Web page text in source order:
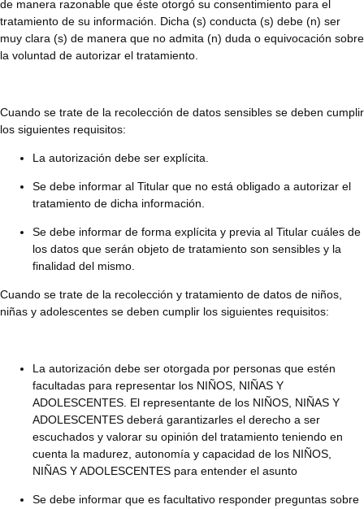
de manera razonable que éste otorgó su consentimiento para el
tratamiento de su información. Dicha (s) conducta (s) debe (n) ser
muy clara (s) de manera que no admita (n) duda o equivocación sobre
la voluntad de autorizar el tratamiento.
Cuando se trate de la recolección de datos sensibles se deben cumplir
los siguientes requisitos:
La autorización debe ser explícita.
Se debe informar al Titular que no está obligado a autorizar el
tratamiento de dicha información.
Se debe informar de forma explícita y previa al Titular cuáles de
los datos que serán objeto de tratamiento son sensibles y la
finalidad del mismo.
Cuando se trate de la recolección y tratamiento de datos de niños,
niñas y adolescentes se deben cumplir los siguientes requisitos:
La autorización debe ser otorgada por personas que estén
facultadas para representar los NIÑOS, NIÑAS Y
ADOLESCENTES. El representante de los NIÑOS, NIÑAS Y
ADOLESCENTES deberá garantizarles el derecho a ser
escuchados y valorar su opinión del tratamiento teniendo en
cuenta la madurez, autonomía y capacidad de los NIÑOS,
NIÑAS Y ADOLESCENTES para entender el asunto
Se debe informar que es facultativo responder preguntas sobre